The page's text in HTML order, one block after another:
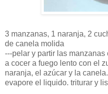
3 manzanas, 1 naranja, 2
de canela molida
---pelar y partir las
a cocer a fuego lento con el
naranja, el azúcar y la
evapore el liquido. triturar y